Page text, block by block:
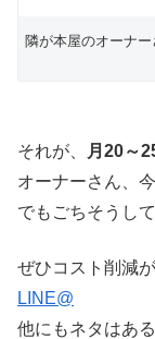
隣が本屋のオーナ
それが、
月20～
オーナーさん、
でもごちそうし
ぜひコスト削減
LINE@
他にもネタはあ